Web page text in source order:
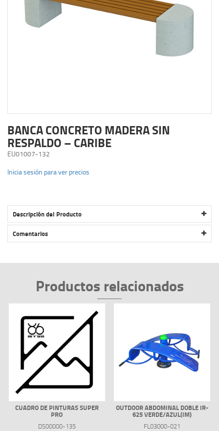
BANCA CONCRETO MADERA SIN
RESPALDO – CARIBE
EU01007-132
Inicia sesión para ver precios
Descripción del Producto
BANCA CONCRETO MADERA SIN RESPALDO – CARIBE
Comentarios
Productos relacionados
CUADRO DE PINTURAS SUPER
PRO
DS00000-135
OUTDOOR ABDOMINAL DOBLE IR-
625 VERDE/AZUL(IM)
FL03000-021